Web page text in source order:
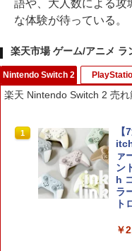
語や、大人数による攻
な体験が待っている。
楽天市場 ゲーム/アニメ ラ
Nintendo Switch 2
楽天 Nintendo Switch 2 売
1
ァ
ン
h
ラ
ト
￥